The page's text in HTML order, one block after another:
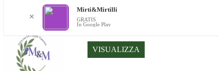
contenuto
✕
Mirti&Mirtilli
GRATIS
In Google Play
VISUALIZZA